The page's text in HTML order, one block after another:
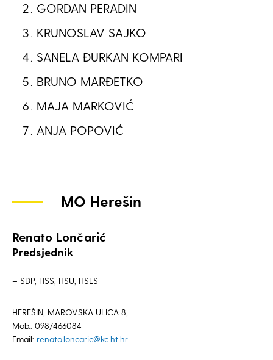
GORDAN PERADIN
KRUNOSLAV SAJKO
SANELA ĐURKAN KOMPARI
BRUNO MARĐETKO
MAJA MARKOVIĆ
ANJA POPOVIĆ
MO Herešin
Renato Lončarić
Predsjednik
– SDP, HSS, HSU, HSLS
HEREŠIN, MAROVSKA ULICA 8,
Mob.: 098/466084
Email: renato.loncaric@kc.ht.hr